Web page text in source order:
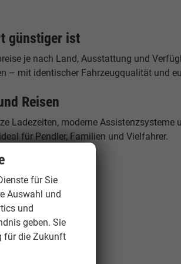
günstiger ist
je nach Land, Ausstattung und
– mit identischer Fahrzeugqualität und
Reisen
Ladezeiten, moderne Assistenzsysteme
für Pendler, Familien und Vielfahrer.
für Sie
Auswahl und
und
geben. Sie
für die Zukunft